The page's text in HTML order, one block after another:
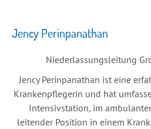
Jency Perinpanathan
Niederlassungsleitung
Jency Perinpanathan ist eine
Krankenpflegerin und hat
Intensivstation, im
leitender Position in einem